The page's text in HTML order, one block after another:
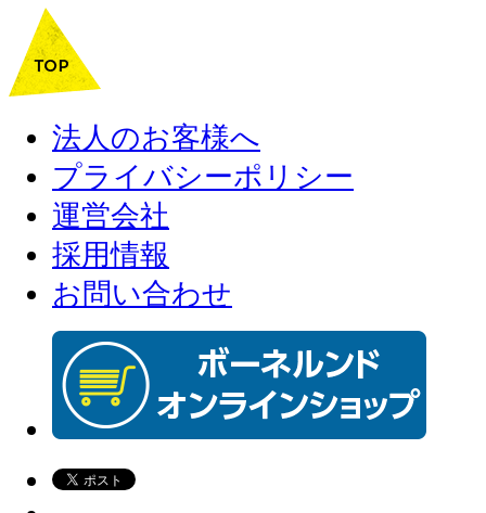
法人のお客様へ
プライバシーポリシー
運営会社
採用情報
お問い合わせ